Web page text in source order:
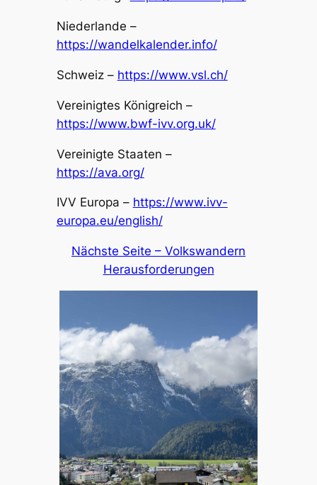
Niederlande –
https://wandelkalender.info/
Schweiz – https://www.vsl.ch/
Vereinigtes Königreich –
https://www.bwf-ivv.org.uk/
Vereinigte Staaten –
https://ava.org/
IVV Europa – https://www.ivv-
europa.eu/english/
Nächste Seite – Volkswandern
Herausforderungen